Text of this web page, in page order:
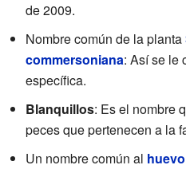
de 2009.
Nombre común de la planta
commersoniana: Así se le
específica.
Blanquillos: Es el nombre
peces que pertenecen a la
Un nombre común al huevo